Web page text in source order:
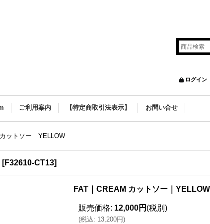
ログイン
ご利用案内 【特定商取引法表示】 お問い合せ
ットソー｜YELLOW
[F32610-CT13]
FAT｜CREAM カットソー｜YELLOW
販売価格: 12,000円 (税別)
(税込: 13,200円)